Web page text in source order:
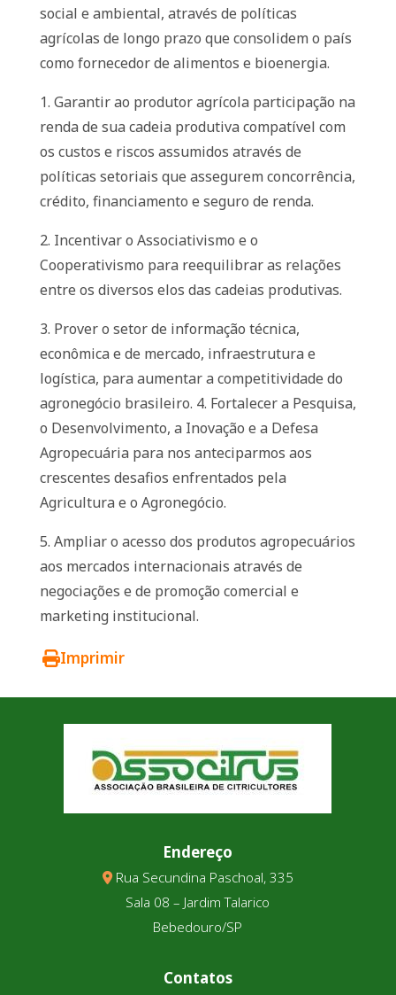
social e ambiental, através de políticas
agrícolas de longo prazo que consolidem o país
como fornecedor de alimentos e bioenergia.
1. Garantir ao produtor agrícola participação na
renda de sua cadeia produtiva compatível com
os custos e riscos assumidos através de
políticas setoriais que assegurem concorrência,
crédito, financiamento e seguro de renda.
2. Incentivar o Associativismo e o
Cooperativismo para reequilibrar as relações
entre os diversos elos das cadeias produtivas.
3. Prover o setor de informação técnica,
econômica e de mercado, infraestrutura e
logística, para aumentar a competitividade do
agronegócio brasileiro. 4. Fortalecer a Pesquisa,
o Desenvolvimento, a Inovação e a Defesa
Agropecuária para nos anteciparmos aos
crescentes desafios enfrentados pela
Agricultura e o Agronegócio.
5. Ampliar o acesso dos produtos agropecuários
aos mercados internacionais através de
negociações e de promoção comercial e
marketing institucional.
Imprimir
Endereço
Rua Secundina Paschoal, 335
Sala 08 – Jardim Talarico
Bebedouro/SP
Contatos